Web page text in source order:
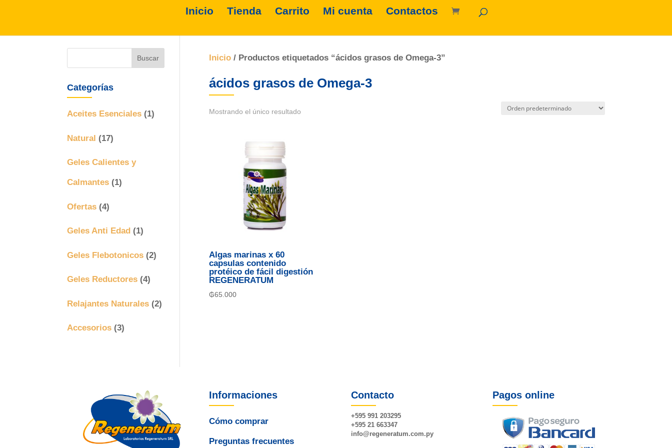
Inicio Tienda Carrito Mi cuenta Contactos
Inicio/ Productos etiquetados “ácidos grasos de Omega-3”
ácidos grasos de Omega-3
Mostrando el único resultado
Algas marinas x 60
capsulas contenido
protéico de fácil digestión
REGENERATUM
₲65.000
Categorías
Aceites Esenciales (1)
Natural (17)
Geles Calientes y
Calmantes (1)
Ofertas (4)
Geles Anti Edad (1)
Geles Flebotonicos (2)
Geles Reductores (4)
Relajantes Naturales (2)
Accesorios (3)
Informaciones
Cómo comprar
Preguntas frecuentes
Contacto
+595 991 203295
+595 21 663347
info@regeneratum.com.py
Pagos online